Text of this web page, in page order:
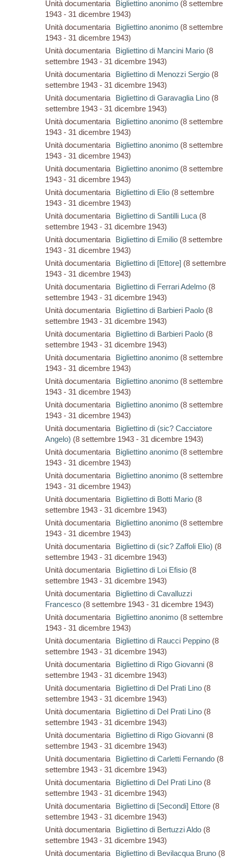
Unità documentaria Bigliettino anonimo(8 settembre
1943 - 31 dicembre 1943)
Unità documentaria
Bigliettino anonimo(8 settembre
1943 - 31 dicembre 1943)
Unità documentaria
Bigliettino di Mancini Mario(8
settembre 1943 - 31 dicembre 1943)
Unità documentaria
Bigliettino di Menozzi Sergio(8
settembre 1943 - 31 dicembre 1943)
Unità documentaria
Bigliettino di Garavaglia Lino(8
settembre 1943 - 31 dicembre 1943)
Unità documentaria
Bigliettino anonimo (8 settembre
1943 - 31 dicembre 1943)
Unità documentaria
Bigliettino anonimo (8 settembre
1943 - 31 dicembre 1943)
Unità documentaria
Bigliettino anonimo (8 settembre
1943 - 31 dicembre 1943)
Unità documentaria
Bigliettino di Elio(8 settembre
1943 - 31 dicembre 1943)
Unità documentaria
Bigliettino di Santilli Luca (8
settembre 1943 - 31 dicembre 1943)
Unità documentaria
Bigliettino di Emilio(8 settembre
1943 - 31 dicembre 1943)
Unità documentaria
Bigliettino di [Ettore] (8 settembre
1943 - 31 dicembre 1943)
Unità documentaria
Bigliettino di Ferrari Adelmo(8
settembre 1943 - 31 dicembre 1943)
Unità documentaria
Bigliettino di Barbieri Paolo (8
settembre 1943 - 31 dicembre 1943)
Unità documentaria
Bigliettino di Barbieri Paolo (8
settembre 1943 - 31 dicembre 1943)
Unità documentaria
Bigliettino anonimo (8 settembre
1943 - 31 dicembre 1943)
Unità documentaria
Bigliettino anonimo (8 settembre
1943 - 31 dicembre 1943)
Unità documentaria
Bigliettino anonimo (8 settembre
1943 - 31 dicembre 1943)
Unità documentaria
Bigliettino di (sic? Cacciatore
Angelo) (8 settembre 1943 - 31 dicembre 1943)
Unità documentaria
Bigliettino anonimo (8 settembre
1943 - 31 dicembre 1943)
Unità documentaria
Bigliettino anonimo (8 settembre
1943 - 31 dicembre 1943)
Unità documentaria
Bigliettino di Botti Mario(8
settembre 1943 - 31 dicembre 1943)
Unità documentaria
Bigliettino anonimo (8 settembre
1943 - 31 dicembre 1943)
Unità documentaria
Bigliettino di (sic? Zaffoli Elio) (8
settembre 1943 - 31 dicembre 1943)
Unità documentaria
Bigliettino di Loi Efisio(8
settembre 1943 - 31 dicembre 1943)
Unità documentaria
Bigliettino di Cavalluzzi
Francesco(8 settembre 1943 - 31 dicembre 1943)
Unità documentaria
Bigliettino anonimo (8 settembre
1943 - 31 dicembre 1943)
Unità documentaria
Bigliettino di Raucci Peppino(8
settembre 1943 - 31 dicembre 1943)
Unità documentaria
Bigliettino di Rigo Giovanni (8
settembre 1943 - 31 dicembre 1943)
Unità documentaria
Bigliettino di Del Prati Lino(8
settembre 1943 - 31 dicembre 1943)
Unità documentaria
Bigliettino di Del Prati Lino(8
settembre 1943 - 31 dicembre 1943)
Unità documentaria
Bigliettino di Rigo Giovanni(8
settembre 1943 - 31 dicembre 1943)
Unità documentaria
Bigliettino di Carletti Fernando(8
settembre 1943 - 31 dicembre 1943)
Unità documentaria
Bigliettino di Del Prati Lino(8
settembre 1943 - 31 dicembre 1943)
Unità documentaria
Bigliettino di [Secondi] Ettore(8
settembre 1943 - 31 dicembre 1943)
Unità documentaria
Bigliettino di Bertuzzi Aldo(8
settembre 1943 - 31 dicembre 1943)
Unità documentaria
Bigliettino di Bevilacqua Bruno(8